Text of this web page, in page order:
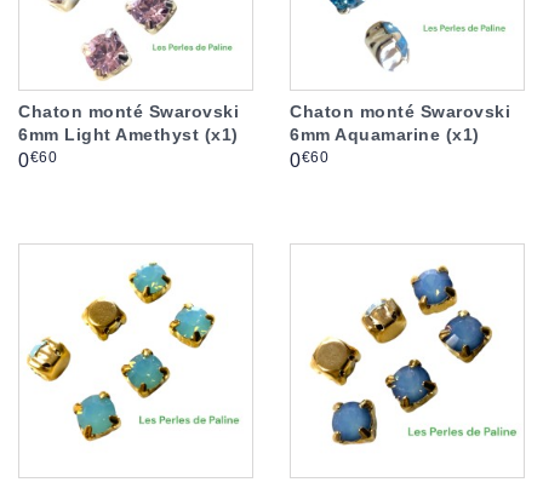
Chaton monté Swarovski
6mm Light Amethyst (x1)
Prix
0€60
Chaton monté Swarovski
6mm Aquamarine (x1)
Prix
0€60